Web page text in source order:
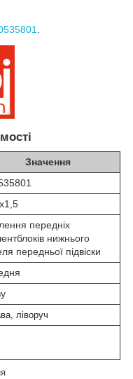
Значення
передніх
нижнього
передньої підвіски
ліворуч